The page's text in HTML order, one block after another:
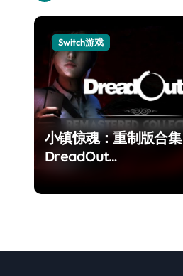
Switch游戏
小镇惊魂：重制版合集
DreadOut
Remastered
Collection